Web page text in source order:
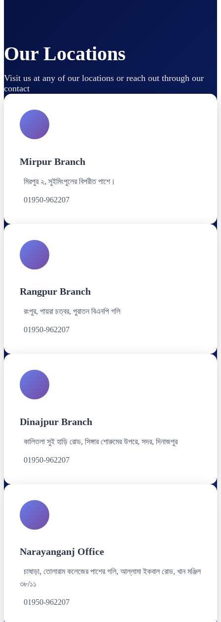
Our Locations
Visit us at any of our locations or reach out through our
contact
Mirpur Branch
মিরপুর ২, সুইমিংপুলের বিপরীত পাশে।
01950-962207
Rangpur Branch
রংপুর, পায়রা চত্বর, পুরাতন বিএনপি গলি
01950-962207
Dinajpur Branch
কালিতলা সুই হাড়ি রোড, সিঙ্গার শোরুমের উপরে, সদর, দিনাজপুর
01950-962207
Narayanganj Office
চাষাড়া, তোলারাম কলেজের পাশের গলি, আল্লামা ইকবাল রোড, খান মঞ্জিল
৩৮/১১
01950-962207